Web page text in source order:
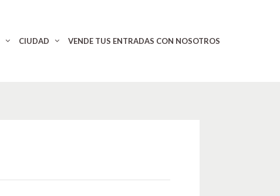
CIUDAD VENDE TUS ENTRADAS CON NOSOTROS